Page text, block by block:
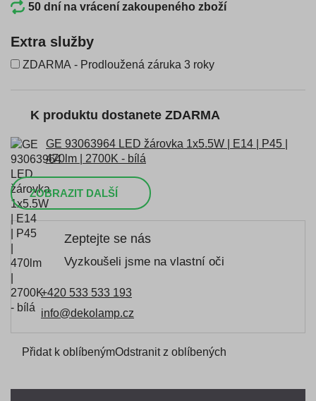
50 dní na vrácení zakoupeného zboží
Extra služby
ZDARMA - Prodloužená záruka 3 roky
K produktu dostanete ZDARMA
GE 93063964 LED žárovka 1x5.5W | E14 | P45 |
470lm | 2700K - bílá
ZOBRAZIT DALŠÍ
Zeptejte se nás
Vyzkoušeli jsme na vlastní oči
+420 533 533 193
info@dekolamp.cz
Přidat k oblíbenýmOdstranit z oblíbených